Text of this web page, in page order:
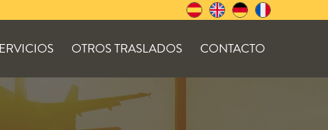
OTROS TRASLADOS CONTACTO